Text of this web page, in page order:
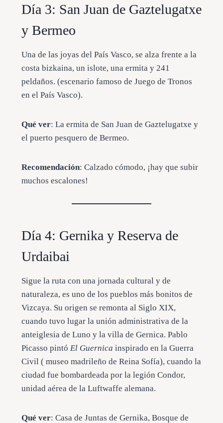
Día 3: San Juan de Gaztelugatxe
y Bermeo
Una de las joyas del País Vasco, se alza frente a la
costa bizkaina, un islote, una ermita y 241
peldaños. (escenario famoso de Juego de Tronos
en el País Vasco).
Qué ver: La ermita de San Juan de Gaztelugatxe y
el puerto pesquero de Bermeo.
Recomendación: Calzado cómodo, ¡hay que subir
muchos escalones!
Día 4: Gernika y Reserva de
Urdaibai
Sigue la ruta con una jornada cultural y de
naturaleza, es uno de los pueblos más bonitos de
Vizcaya. Su origen se remonta al Siglo XIX,
cuando tuvo lugar la unión administrativa de la
anteiglesia de Luno y la villa de Gernica. Pablo
Picasso pintó El Guernica inspirado en la Guerra
Civil ( museo madrileño de Reina Sofía), cuando la
ciudad fue bombardeada por la legión Condor,
unidad aérea de la Luftwaffe alemana.
Qué ver: Casa de Juntas de Gernika, Bosque de